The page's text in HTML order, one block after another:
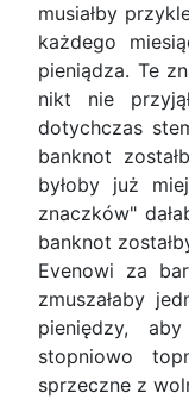
musiałby
każdego
pieniądza. Te
nikt nie
dotychczas
banknot
byłoby już
znaczków"
banknot
Evenowi za
zmuszałaby
pieniędzy,
stopniowo
sprzeczne z